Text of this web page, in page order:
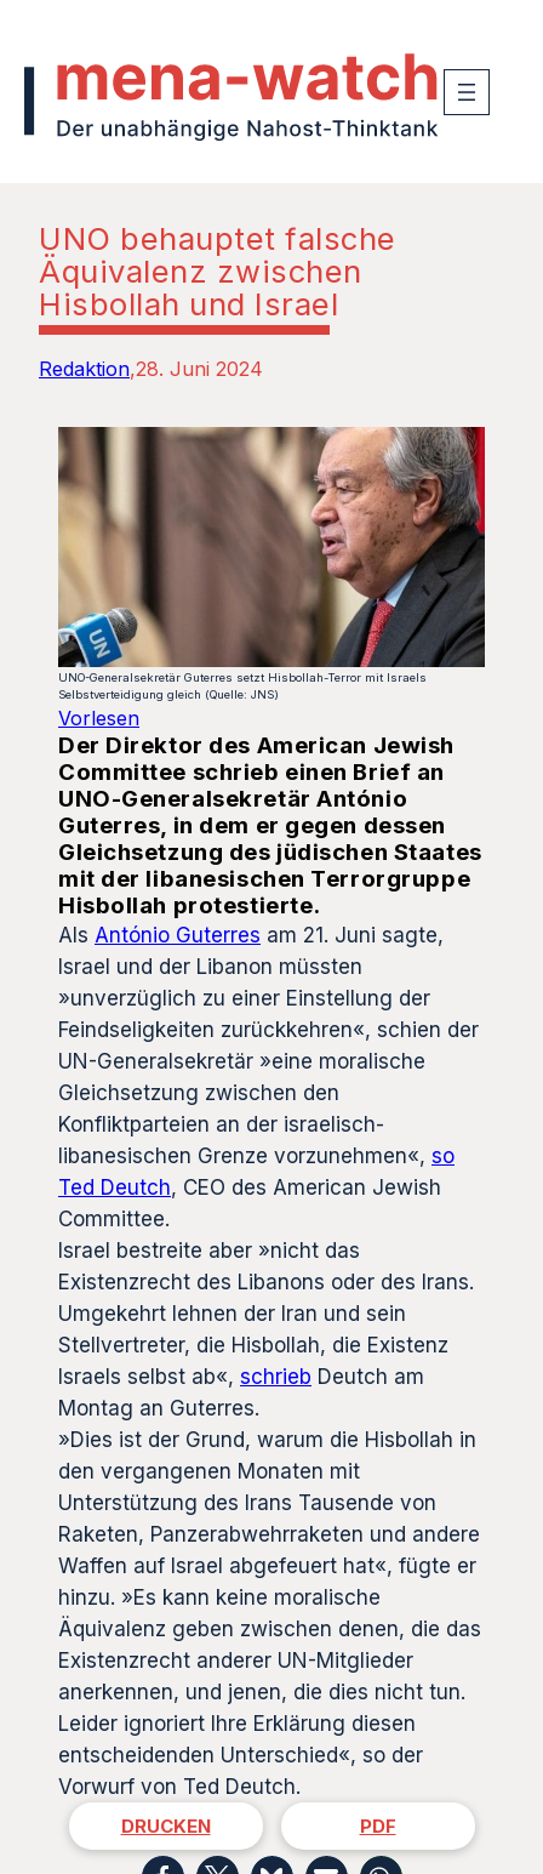
UNO behauptet falsche
Äquivalenz zwischen
Hisbollah und Israel
Redaktion 28. Juni 2024
UNO-Generalsekretär Guterres setzt Hisbollah-Terror mit Israels
Selbstverteidigung gleich (Quelle: JNS)
Vorlesen
Der Direktor des American Jewish
Committee schrieb einen Brief an
UNO-Generalsekretär António
Guterres, in dem er gegen dessen
Gleichsetzung des jüdischen Staates
mit der libanesischen Terrorgruppe
Hisbollah protestierte.
Als António Guterres am 21. Juni sagte,
Israel und der Libanon müssten
»unverzüglich zu einer Einstellung der
Feindseligkeiten zurückkehren«, schien der
UN-Generalsekretär »eine moralische
Gleichsetzung zwischen den
Konfliktparteien an der israelisch-
libanesischen Grenze vorzunehmen«, so
Ted Deutch, CEO des American Jewish
Committee.
Israel bestreite aber »nicht das
Existenzrecht des Libanons oder des Irans.
Umgekehrt lehnen der Iran und sein
Stellvertreter, die Hisbollah, die Existenz
Israels selbst ab«, schrieb Deutch am
Montag an Guterres.
»Dies ist der Grund, warum die Hisbollah in
den vergangenen Monaten mit
Unterstützung des Irans Tausende von
Raketen, Panzerabwehrraketen und andere
Waffen auf Israel abgefeuert hat«, fügte er
hinzu. »Es kann keine moralische
Äquivalenz geben zwischen denen, die das
Existenzrecht anderer UN-Mitglieder
anerkennen, und jenen, die dies nicht tun.
Leider ignoriert Ihre Erklärung diesen
entscheidenden Unterschied«, so der
Vorwurf von Ted Deutch.
DRUCKEN PDF